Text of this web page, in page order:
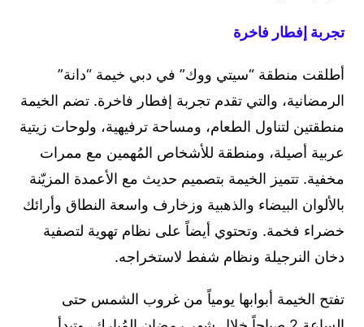
تجربة إفطار فاخرة
أطلقت منطقة “سيتي ووك” في دبي خيمة “دانة”
الرمضانية، والتي تقدم تجربة إفطار فاخرة. تضم الخيمة
منطقتين لتناول الطعام، ومساحة ترفيهية، ولوحات زيتية
عربية أصيلة، ومنطقة للأشخاص المُهمين مع ممرات
مخفية. تتميز الخيمة بتصميم حديث مع الأعمدة المزيّنة
بالألوان البيضاء والذهبية وزخارف واسعة النطاق وأرائك
خضراء فخمة. وتحتوي أيضاً على نظام تهوية لتصفية
دخان النرجيلة ونظام شفط لاستخراجه.
تفتح الخيمة أبوابها يومياً من غروب الشمس حتى